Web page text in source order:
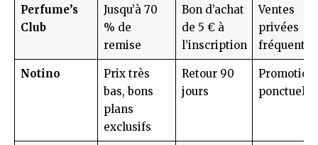
Perfume’s
Club
Jusqu’à 70
% de
remise
Bon d’achat
de 5 € à
l’inscription
Ventes
privées
fréquentes
Notino
Prix très
bas, bons
plans
exclusifs
Retour 90
jours